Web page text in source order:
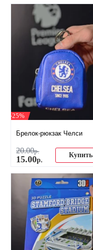
-25%
Брелок-рюкзак Челси
20.00р.
15.00р.
Купить